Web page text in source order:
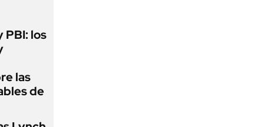
PBI: los
las
de